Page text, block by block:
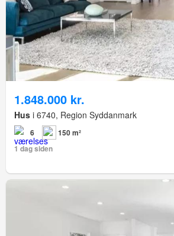
1.848.000 kr.
Hus i 6740, Region Syddanmark
6
150 m²
1 dag siden